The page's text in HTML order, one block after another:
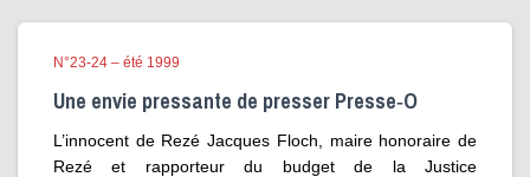
N°23-24 – été 1999
Une envie pressante de presser Presse‑O
L’innocent de Rezé Jacques Floch, maire honoraire de
Rezé et rapporteur du budget de la Justice